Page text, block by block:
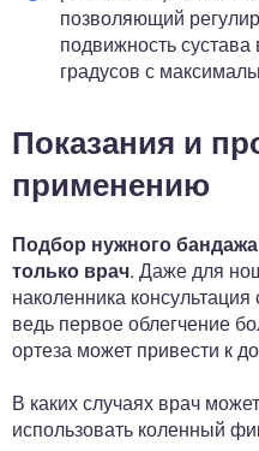
позволяющий
подвижность
градусов с
Показания и
применению
Подбор нужного
только врач. Даже для
наколенника
ведь первое облегчение
ортеза может привести к
В каких случаях врач
использовать коленный